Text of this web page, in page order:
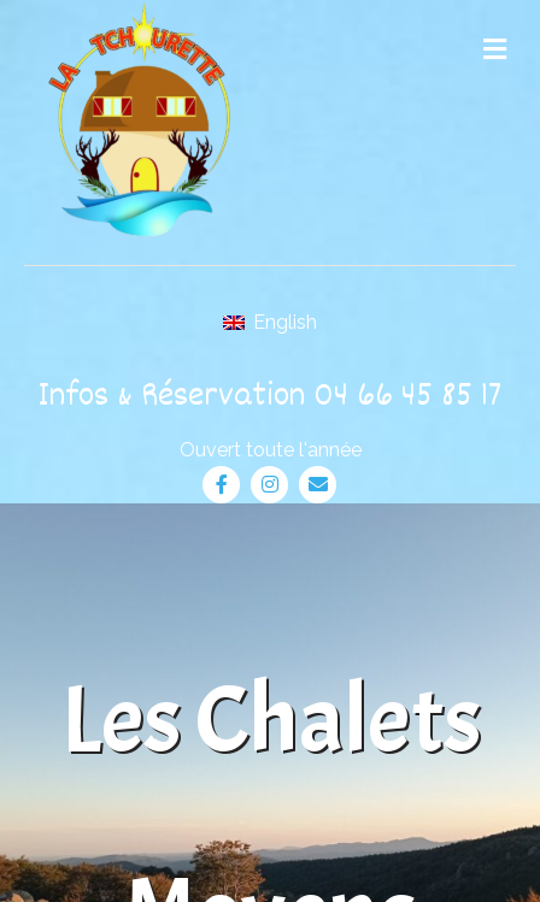
English
Infos & Réservation 04 66 45 85 17
Ouvert toute l'année
FacebookInstagram
Email
Les Chalets